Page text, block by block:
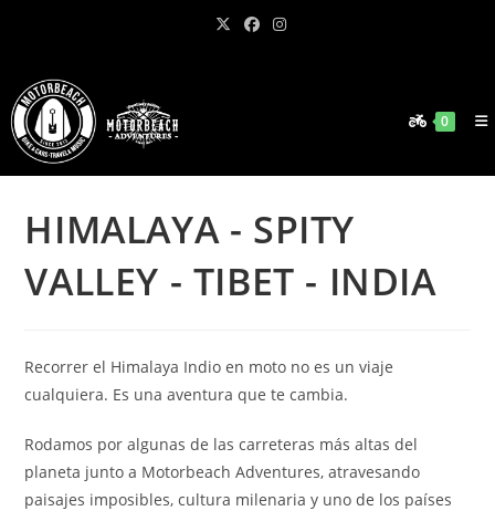
0
HIMALAYA - SPITY
VALLEY - TIBET - INDIA
Recorrer el Himalaya Indio en moto no es un viaje
cualquiera. Es una aventura que te cambia.
Rodamos por algunas de las carreteras más altas del
planeta junto a Motorbeach Adventures, atravesando
paisajes imposibles, cultura milenaria y uno de los países